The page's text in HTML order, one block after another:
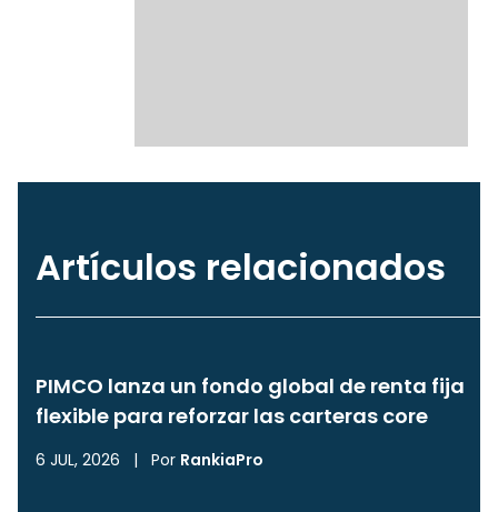
Artículos relacionados
PIMCO lanza un fondo global de renta fija
flexible para reforzar las carteras core
6 JUL, 2026 | Por RankiaPro